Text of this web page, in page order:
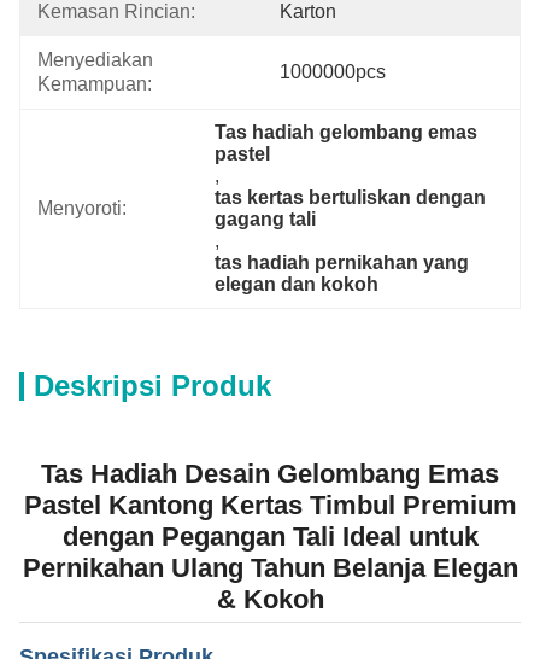
Kemasan Rincian: Karton
Menyediakan
Kemampuan:
1000000pcs
Menyoroti:
Tas hadiah gelombang emas
pastel
,
tas kertas bertuliskan dengan
gagang tali
,
tas hadiah pernikahan yang
elegan dan kokoh
Deskripsi Produk
Tas Hadiah Desain Gelombang Emas
Pastel Kantong Kertas Timbul Premium
dengan Pegangan Tali Ideal untuk
Pernikahan Ulang Tahun Belanja Elegan
& Kokoh